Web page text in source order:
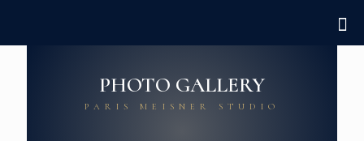
PHOTO GALLERY
PARIS MEISNER STUDIO